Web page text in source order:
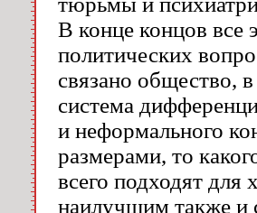
В конце концов все
политических
связано общество,
система
и неформального
размерами, то
всего подходят для
наилучшим также и